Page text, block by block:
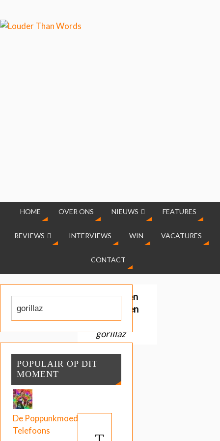
HOME OVER ONS NIEUWS FEATURES
REVIEWS INTERVIEWS WIN VACATURES
CONTACT
Gevonden
resultaten
voor:
gorillaz
POPULAIR OP DIT
MOMENT
De Poppunkmoeder:
Telefoons